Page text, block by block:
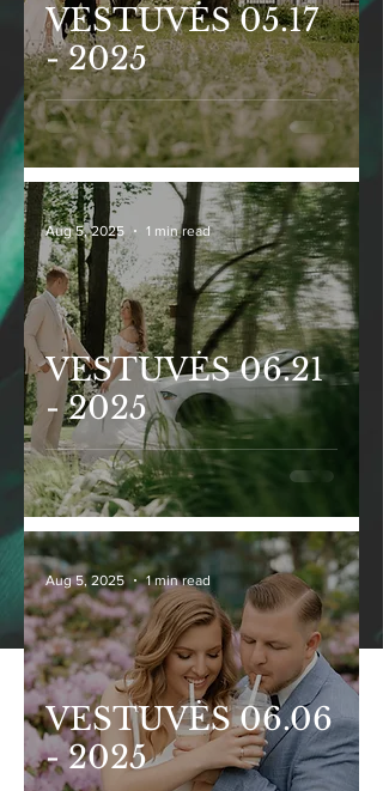
VESTUVĖS 05.17
- 2025
VESTUVĖS 06.21
- 2025
Aug 5, 2025 1 min read
VESTUVĖS 06.06
- 2025
Aug 5, 2025 1 min read